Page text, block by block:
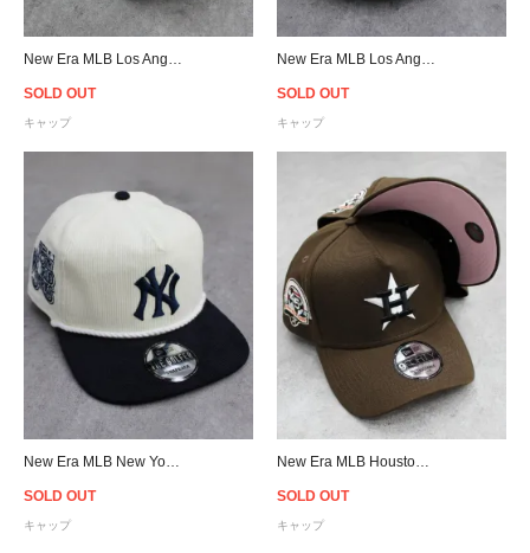
SOLD OUT
キャップ
SOLD OUT
キャップ
SOLD OUT
キャップ
SOLD OUT
キャップ